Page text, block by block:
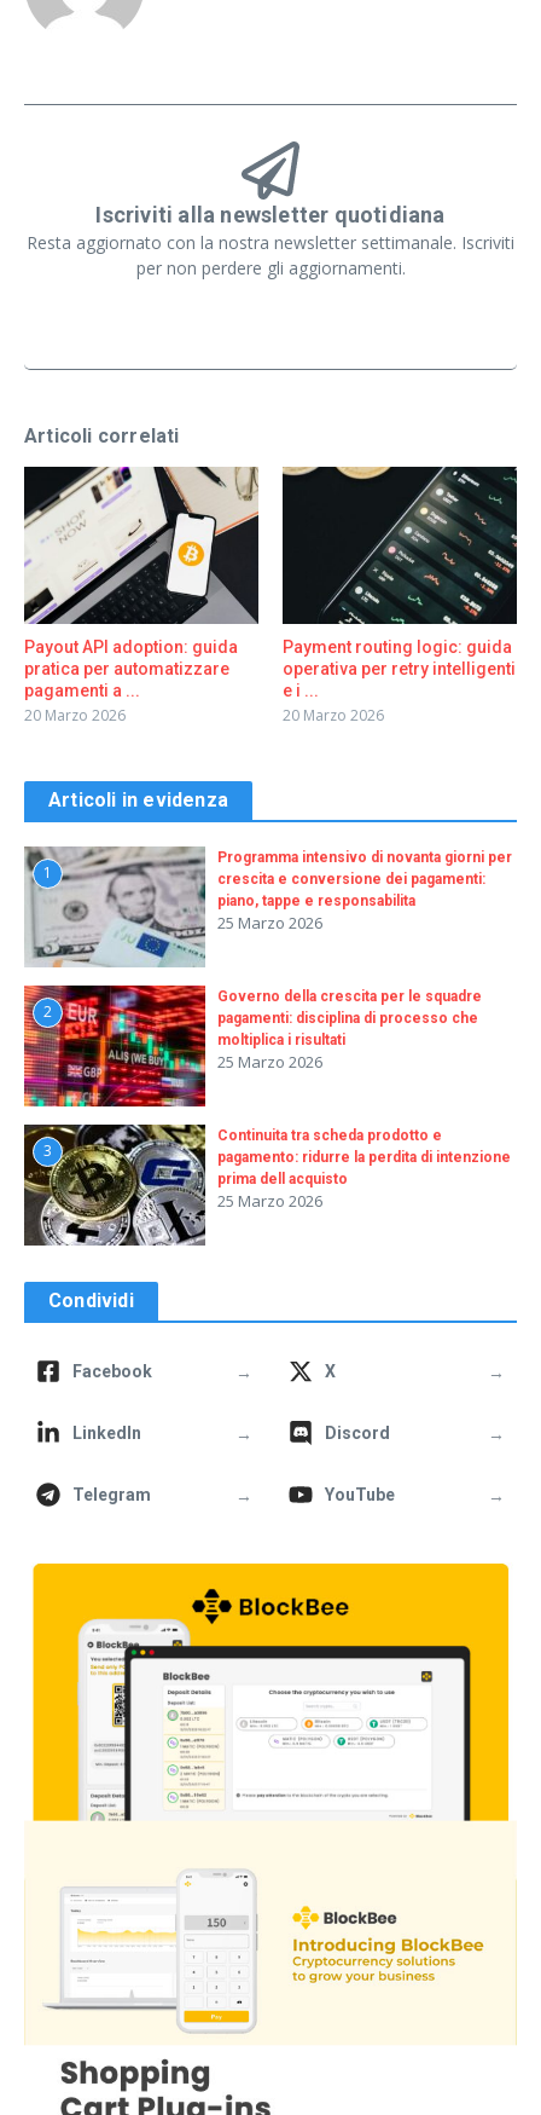
Iscriviti alla newsletter quotidiana
Resta aggiornato con la nostra newsletter settimanale. Iscriviti
per non perdere gli aggiornamenti.
Articoli correlati
Payout API adoption: guida
pratica per automatizzare
pagamenti a ...
20 Marzo 2026
Payment routing logic: guida
operativa per retry intelligenti
e i ...
20 Marzo 2026
Articoli in evidenza
1
Programma intensivo di novanta giorni per
crescita e conversione dei pagamenti:
piano, tappe e responsabilita
25 Marzo 2026
2
Governo della crescita per le squadre
pagamenti: disciplina di processo che
moltiplica i risultati
25 Marzo 2026
3
Continuita tra scheda prodotto e
pagamento: ridurre la perdita di intenzione
prima dell acquisto
25 Marzo 2026
Condividi
Facebook → X →
LinkedIn → Discord →
Telegram → YouTube →